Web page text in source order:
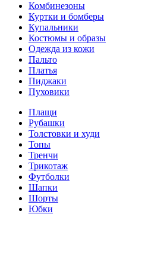
Комбинезоны
Куртки и бомберы
Купальники
Костюмы и образы
Одежда из кожи
Пальто
Платья
Пиджаки
Пуховики
Плащи
Рубашки
Толстовки и худи
Топы
Тренчи
Трикотаж
Футболки
Шапки
Шорты
Юбки